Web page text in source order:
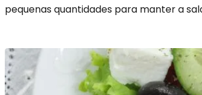
pequenas quantidades para manter a